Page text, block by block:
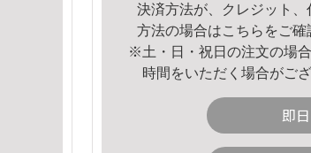
決済方法が、クレジット
方法の場合はこちら をご確
※土・日・祝日の注文の場
時間をいただく場合がござ
即